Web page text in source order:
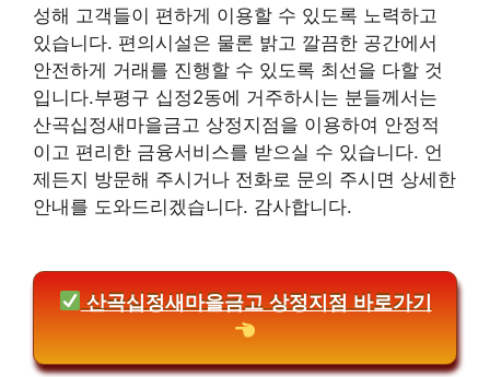
성해 고객들이 편하게 이용할 수 있도록 노력하고
있습니다. 편의시설은 물론 밝고 깔끔한 공간에서
안전하게 거래를 진행할 수 있도록 최선을 다할 것
입니다.부평구 십정2동에 거주하시는 분들께서는
산곡십정새마을금고 상정지점을 이용하여 안정적
이고 편리한 금융서비스를 받으실 수 있습니다. 언
제든지 방문해 주시거나 전화로 문의 주시면 상세한
안내를 도와드리겠습니다. 감사합니다.
산곡십정새마을금고 상정지점 바로가기